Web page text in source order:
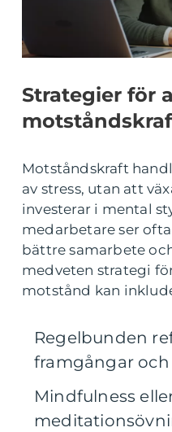
Strategier för
Motståndskraft
av stress, utan att
investerar i mental
medarbetare ser
bättre samarbete
medveten strategi
motstånd kan
Regelbunden
framgångar
Mindfulness